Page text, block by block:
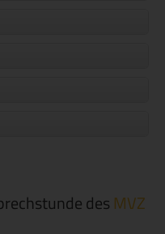
des MVZ